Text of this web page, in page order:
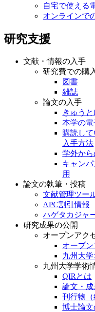
自宅で使える
オンラインで
研究支援
文献・情報の入手
研究費での購
図書
雑誌
論文の入手
きゅうと
本学の
購読し
入手方法
学外か
キャン
用
論文の執筆・投稿
文献管理ツー
APC割引情報
ハゲタカジャ
研究成果の公開
オープンアク
オープ
九州大
九州大学学術
QIRとは
論文・
刊行物
博士論